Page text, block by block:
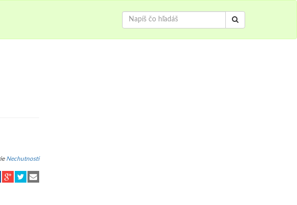
Nechutnosti